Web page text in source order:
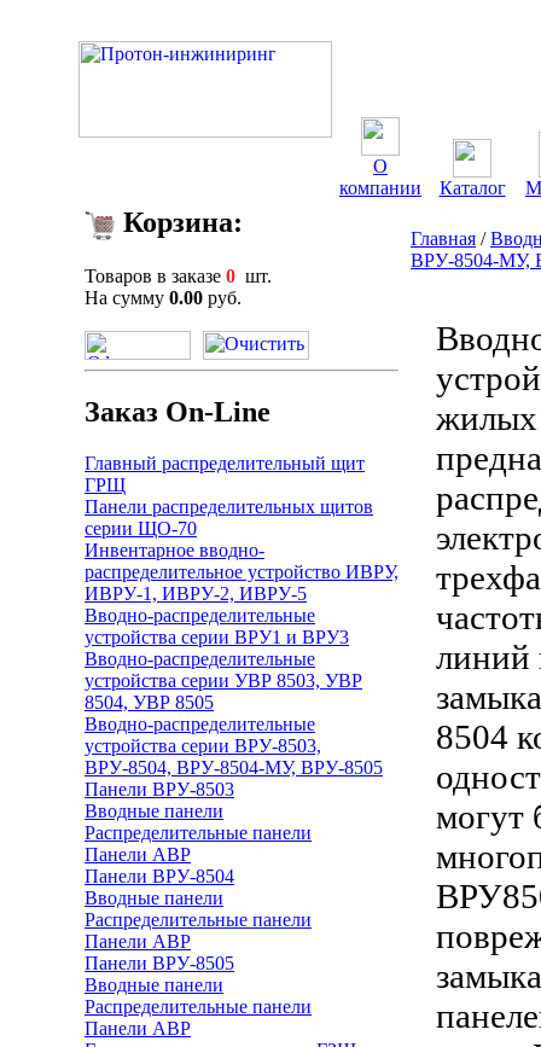
О
компании
Каталог
Корзина:
Товаров в заказе 0 шт.
На сумму 0.00 руб.
Заказ On-Line
Главный распределительный щит
ГРЩ
Панели распределительных щитов
серии ЩО-70
Инвентарное вводно-
распределительное устройство ИВРУ,
ИВРУ-1, ИВРУ-2, ИВРУ-5
Вводно-распределительные
устройства серии ВРУ1 и ВРУ3
Вводно-распределительные
устройства серии УВР 8503, УВР
8504, УВР 8505
Вводно-распределительные
устройства серии ВРУ-8503,
ВРУ-8504, ВРУ-8504-МУ, ВРУ-8505
Панели ВРУ-8503
Вводные панели
Распределительные панели
Панели АВР
Панели ВРУ-8504
Вводные панели
Распределительные панели
Панели АВР
Панели ВРУ-8505
Вводные панели
Распределительные панели
Панели АВР
Главная /
ВРУ-8504-МУ,
жилых
линий
8504
могут